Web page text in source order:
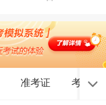
准考证 考试成